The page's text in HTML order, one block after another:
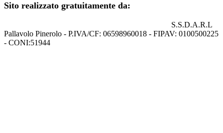
Sito realizzato gratuitamente da:
S.S.D.A.R.L
Pallavolo Pinerolo - P.IVA/CF: 06598960018 - FIPAV: 0100500225
- CONI:51944